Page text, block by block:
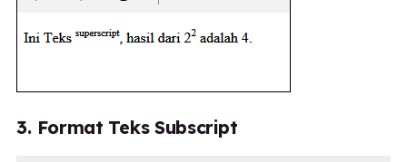
3. Format Teks Subscript